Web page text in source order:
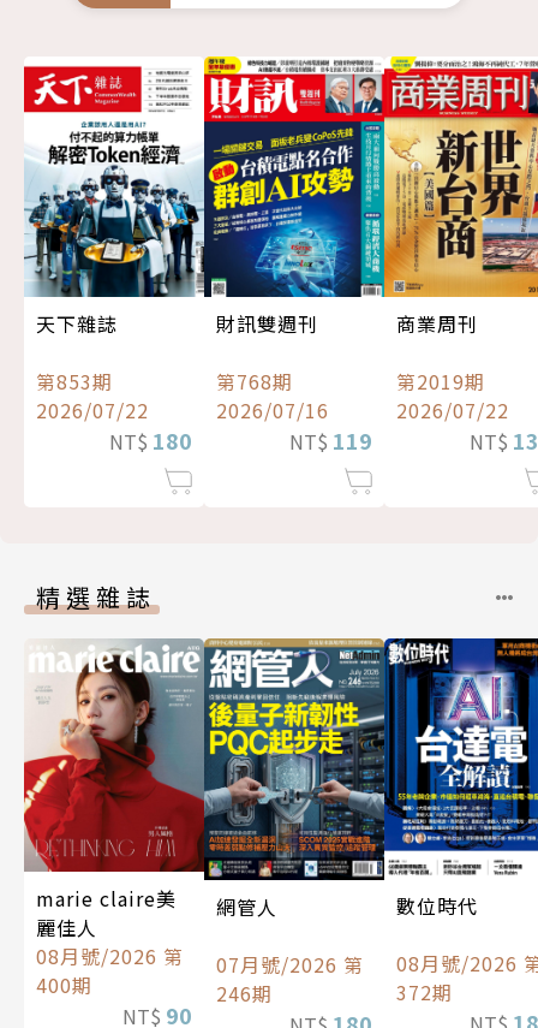
天下雜誌
第853期
2026/07/22
NT$ 180
財訊雙週刊
第768期
2026/07/16
NT$ 119
商業周刊
第2019期
2026/07/22
NT$
精選雜誌
marie claire美
麗佳人
08月號/2026 第
400期
NT$ 90
網管人
07月號/2026 第
246期
數位時代
08月號/2026
372期